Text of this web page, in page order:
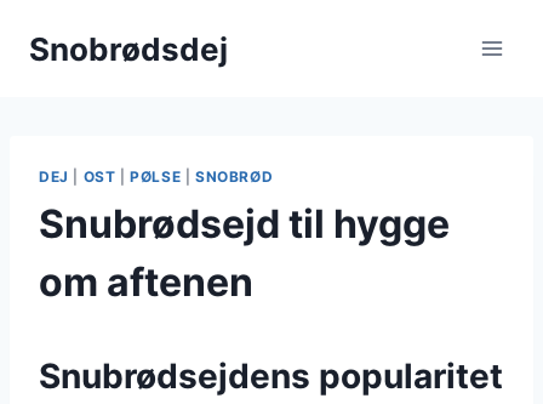
Snobrødsdej
DEJ OST |PØLSE SNOBRØD
Snubrødsejd til hygge
om aftenen
Snubrødsejdens popularitet